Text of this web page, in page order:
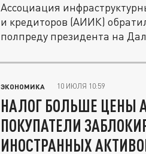
Ассоциация
и кредиторов (АИИК)
полпреду президента на
ЭКОНОМИКА 10 ИЮЛЯ 10:59
НАЛОГ БОЛЬШЕ ЦЕНЫ
ПОКУПАТЕЛИ
ИНОСТРАННЫХ